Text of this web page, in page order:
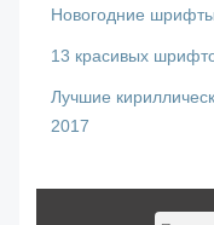
Новогодние шрифты
13 красивых
Лучшие
2017